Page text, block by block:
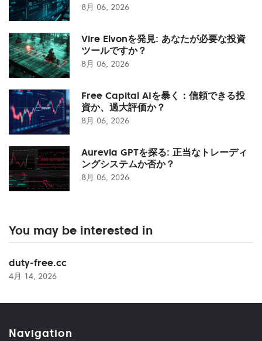
8月 06, 2026
Vire Elvonを発見: あなたが必要な投資
ツールですか？
8月 06, 2026
Free Capital AIを暴く：信頼できる投
資か、過大評価か？
8月 06, 2026
Aurevia GPTを探る: 正当なトレーディ
ングシステムか否か？
8月 06, 2026
You may be interested in
duty-free.cc
4月 14, 2026
Navigation